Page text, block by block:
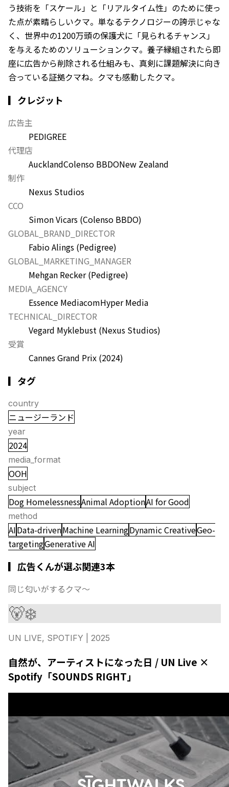
う技術を「スケール」と「リアルタイム性」のために使っ
た点が素晴らしいクマ。単なるテクノロジーの誇示じゃな
く、世界中の1200万頭の保護犬に「見られるチャンス」
を与えるためのソリューションクマ。養子縁組されたら即
座に広告から削除される仕組みも、真剣に課題解決に向き
合っている証拠クマね。クマも感動したクマ。
▎クレジット
広告主
PEDIGREE
代理店
AucklandColenso BBDONew Zealand
制作
Nexus Studios
CCO
Simon Vicars (Colenso BBDO)
GLOBAL_BRAND_DIRECTOR
Fabio Alings (Pedigree)
GLOBAL_MARKETING_MANAGER
Mehgan Recker (Pedigree)
MEDIA_AGENCY
Essence MediacomHyper Media
TECHNICAL_DIRECTOR
Vegard Myklebust (Nexus Studios)
受賞
Cannes Grand Prix (2024)
▎タグ
country
ニュージーランド
year
2024
media_format
OOH
subject
Dog HomelessnessAnimal AdoptionAI for Good
method
AIData-drivenMachine LearningDynamic CreativeGeo-
targetingGenerative AI
▎広告くんが選ぶ関連3本
同じ匂いがするクマ〜
🐻‍❄️
UN LIVE, SPOTIFY | 2025
自然が、アーティストになった日 / UN Live ×
Spotify「SOUNDS RIGHT」